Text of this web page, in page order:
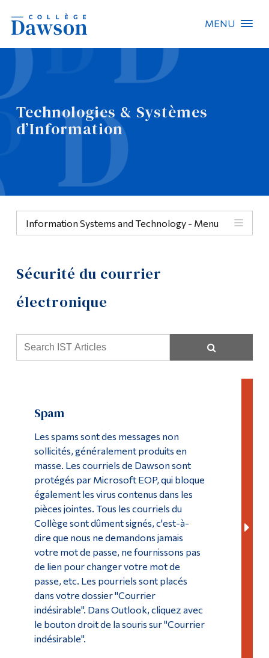
MENU
Technologies & Systèmes
d’Information
Information Systems and Technology - Menu
Laboratoires
Réalisations 2023-24
Réalisations 2024-25
Centre multimédia
Studio multimédia
Sécurité du courrier
électronique
Spam
Les spams sont des messages non
sollicités, généralement produits en
masse. Les courriels de Dawson sont
protégés par Microsoft EOP, qui bloque
également les virus contenus dans les
pièces jointes. Tous les courriels du
Collège sont dûment signés, c'est-à-
dire que nous ne demandons jamais
votre mot de passe, ne fournissons pas
de lien pour changer votre mot de
passe, etc. Les pourriels sont placés
dans votre dossier "Courrier
indésirable". Dans Outlook, cliquez avec
le bouton droit de la souris sur "Courrier
indésirable".
Recherche sur le site
Recherche de personnes
EN
Omnivox
Liens rapides
Informations
Qui vous êtes
Futurs étudiants
Étudiants actuels
Corps enseignant et
personnel administratif
Diplômé·es et visiteur·euses